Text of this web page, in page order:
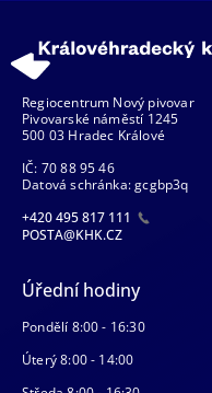
Regiocentrum Nový pivovar
Pivovarské náměstí 1245
500 03 Hradec Králové
IČ: 70 88 95 46
Datová schránka: gcgbp3q
+420 495 817 111
POSTA@KHK.CZ
Úřední hodiny
Pondělí 8:00 - 16:30
Úterý 8:00 - 14:00